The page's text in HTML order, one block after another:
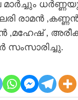
രാമൻ
,മഹേഷ് ,
സംസാരിച്ചു.